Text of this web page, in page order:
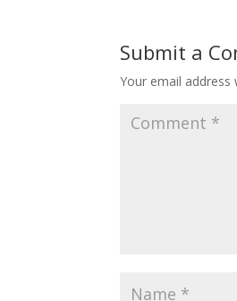
Submit a
Your email address